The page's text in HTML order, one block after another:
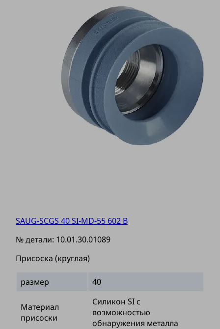
SAUG-SCGS 40 SI-MD-55 602 B
№ детали: 10.01.30.01089
Присоска (круглая)
размер 40
Материал
присоски
Силикон SI с
возможностью
обнаружения металла